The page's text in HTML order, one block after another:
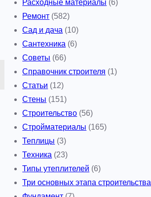
Расходные материалы (6)
Ремонт (582)
Сад и дача (10)
Сантехника (6)
Советы (66)
Справочник строителя (1)
Статьи (12)
Стены (151)
Строительство (56)
Стройматериалы (165)
Теплицы (3)
Техника (23)
Типы утеплителей (6)
Три основных этапа строительства